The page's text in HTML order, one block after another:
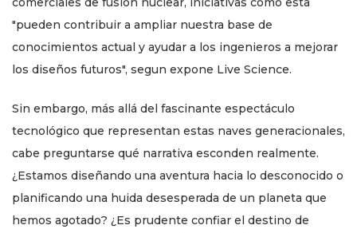
"pueden contribuir a ampliar nuestra base de
conocimientos actual y ayudar a los ingenieros a mejorar
los diseños futuros", segun expone Live Science.
Sin embargo, más allá del fascinante espectáculo
tecnológico que representan estas naves generacionales,
cabe preguntarse qué narrativa esconden realmente.
¿Estamos diseñando una aventura hacia lo desconocido o
planificando una huida desesperada de un planeta que
hemos agotado? ¿Es prudente confiar el destino de